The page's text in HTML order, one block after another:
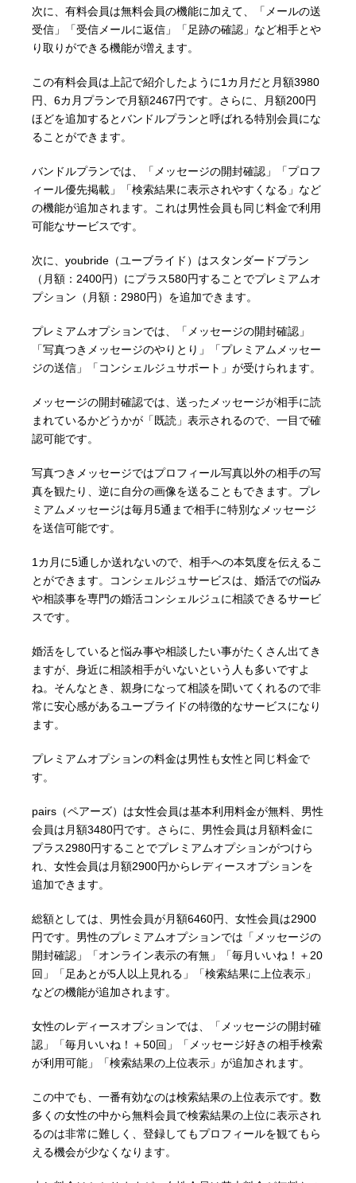
次に、有料会員は無料会員の機能に加えて、「メールの送
受信」「受信メールに返信」「足跡の確認」など相手とや
り取りができる機能が増えます。
この有料会員は上記で紹介したように1カ月だと月額3980
円、6カ月プランで月額2467円です。さらに、月額200円
ほどを追加するとバンドルプランと呼ばれる特別会員にな
ることができます。
バンドルプランでは、「メッセージの開封確認」「プロフ
ィール優先掲載」「検索結果に表示されやすくなる」など
の機能が追加されます。これは男性会員も同じ料金で利用
可能なサービスです。
次に、youbride（ユーブライド）はスタンダードプラン
（月額：2400円）にプラス580円することでプレミアムオ
プション（月額：2980円）を追加できます。
プレミアムオプションでは、「メッセージの開封確認」
「写真つきメッセージのやりとり」「プレミアムメッセー
ジの送信」「コンシェルジュサポート」が受けられます。
メッセージの開封確認では、送ったメッセージが相手に読
まれているかどうかが「既読」表示されるので、一目で確
認可能です。
写真つきメッセージではプロフィール写真以外の相手の写
真を観たり、逆に自分の画像を送ることもできます。プレ
ミアムメッセージは毎月5通まで相手に特別なメッセージ
を送信可能です。
1カ月に5通しか送れないので、相手への本気度を伝えるこ
とができます。コンシェルジュサービスは、婚活での悩み
や相談事を専門の婚活コンシェルジュに相談できるサービ
スです。
婚活をしていると悩み事や相談したい事がたくさん出てき
ますが、身近に相談相手がいないという人も多いですよ
ね。そんなとき、親身になって相談を聞いてくれるので非
常に安心感があるユーブライドの特徴的なサービスになり
ます。
プレミアムオプションの料金は男性も女性と同じ料金で
す。
pairs（ペアーズ）は女性会員は基本利用料金が無料、男性
会員は月額3480円です。さらに、男性会員は月額料金に
プラス2980円することでプレミアムオプションがつけら
れ、女性会員は月額2900円からレディースオプションを
追加できます。
総額としては、男性会員が月額6460円、女性会員は2900
円です。男性のプレミアムオプションでは「メッセージの
開封確認」「オンライン表示の有無」「毎月いいね！＋20
回」「足あとが5人以上見れる」「検索結果に上位表示」
などの機能が追加されます。
女性のレディースオプションでは、「メッセージの開封確
認」「毎月いいね！＋50回」「メッセージ好きの相手検索
が利用可能」「検索結果の上位表示」が追加されます。
この中でも、一番有効なのは検索結果の上位表示です。数
多くの女性の中から無料会員で検索結果の上位に表示され
るのは非常に難しく、登録してもプロフィールを観てもら
える機会が少なくなります。